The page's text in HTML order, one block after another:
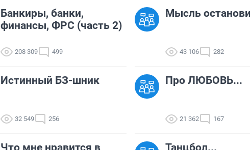
Банкиры, банки,
финансы, ФРС (часть 2)
208 309 499
Мысль
43 106 282
Истинный БЗ-шник
32 549 256
Про ЛЮБОВЬ...
21 362 167
Что мне нравится в Танцбол...